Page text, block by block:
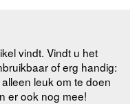
vindt. Vindt u het
of erg handig:
leuk om te doen
er ook nog mee!